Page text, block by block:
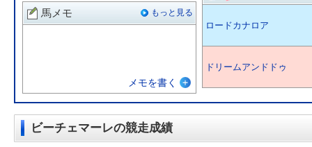
馬メモ もっと見る
メモを書く
ロードカナロア
ドリームアンドドゥ
ビーチェマーレの競走成績